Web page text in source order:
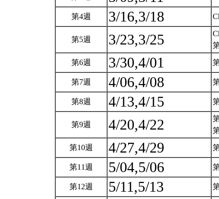
第4週 3/16,3/18
第5週 3/23,3/25
第6週 3/30,4/01
第7週 4/06,4/08
第8週 4/13,4/15
第9週 4/20,4/22
第10週 4/27,4/29
第11週 5/04,5/06
第12週 5/11,5/13